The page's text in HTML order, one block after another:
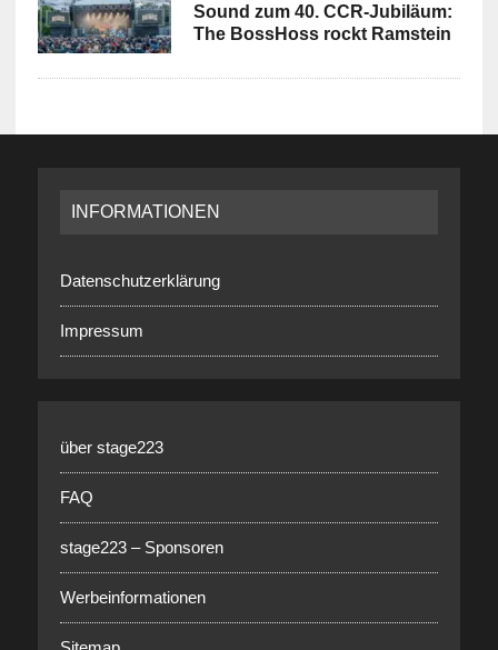
Sound zum 40. CCR-Jubiläum:
The BossHoss rockt Ramstein
INFORMATIONEN
Datenschutzerklärung
Impressum
über stage223
FAQ
stage223 – Sponsoren
Werbeinformationen